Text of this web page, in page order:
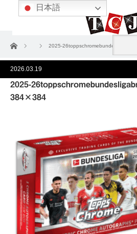
ホーム 2025-
2026.03.19
2025-
384×384
日本語